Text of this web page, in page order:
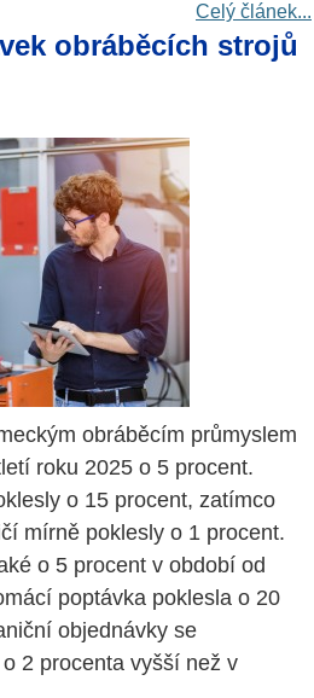
Celý článek...
obráběcích strojů
obráběcím průmyslem
roku 2025 o 5 procent.
o 15 procent, zatímco
mírně poklesly o 1 procent.
o 5 procent v období od
poptávka poklesla o 20
objednávky se
2 procenta vyšší než v